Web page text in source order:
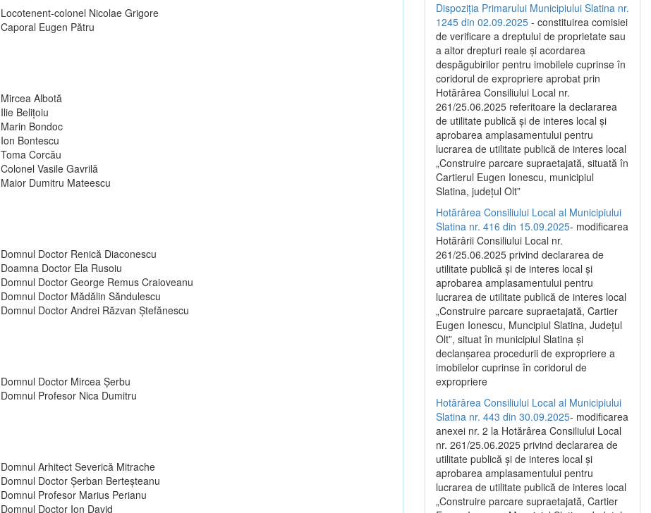
Locotenent-colonel Nicolae Grigore
Caporal Eugen Pătru
Mircea Albotă
Ilie Belițoiu
Marin Bondoc
Ion Bontescu
Toma Corcău
Colonel Vasile Gavrilă
Maior Dumitru Mateescu
Domnul Doctor Renică Diaconescu
Doamna Doctor Ela Rusoiu
Domnul Doctor George Remus Craioveanu
Domnul Doctor Mădălin Săndulescu
Domnul Doctor Andrei Răzvan Ștefănescu
Domnul Doctor Mircea Șerbu
Domnul Profesor Nica Dumitru
Domnul Arhitect Severică Mitrache
Domnul Doctor Șerban Berteșteanu
Domnul Profesor Marius Perianu
Domnul Doctor Ion David
Dispoziția Primarului Municipiului Slatina nr.
1245 din 02.09.2025 - constituirea comisiei
de verificare a dreptului de proprietate sau
a altor drepturi reale și acordarea
despăgubirilor pentru imobilele cuprinse în
coridorul de expropriere aprobat prin
Hotărârea Consiliului Local nr.
261/25.06.2025 referitoare la declararea
de utilitate publică și de interes local și
aprobarea amplasamentului pentru
lucrarea de utilitate publică de interes local
„Construire parcare supraetajată, situată în
Cartierul Eugen Ionescu, municipiul
Slatina, județul Olt”
Hotărârea Consiliului Local al Municipiului
Slatina nr. 416 din 15.09.2025- modificarea
Hotărârii Consiliului Local nr.
261/25.06.2025 privind declararea de
utilitate publică și de interes local și
aprobarea amplasamentului pentru
lucrarea de utilitate publică de interes local
„Construire parcare supraetajată, Cartier
Eugen Ionescu, Muncipiul Slatina, Județul
Olt”, situat în municipiul Slatina și
declanșarea procedurii de expropriere a
imobilelor cuprinse în coridorul de
expropriere
Hotărârea Consiliului Local al Municipiului
Slatina nr. 443 din 30.09.2025- modificarea
anexei nr. 2 la Hotărârea Consiliului Local
nr. 261/25.06.2025 privind declararea de
utilitate publică şi de interes local şi
aprobarea amplasamentului pentru
lucrarea de utilitate publică de interes local
„Construire parcare supraetajată, Cartier